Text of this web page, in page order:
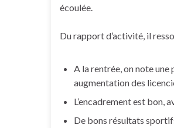
écoulée.
Du rapport d’activité, il
A la rentrée, on note
augmentation des
L’encadrement est bon,
De bons résultats